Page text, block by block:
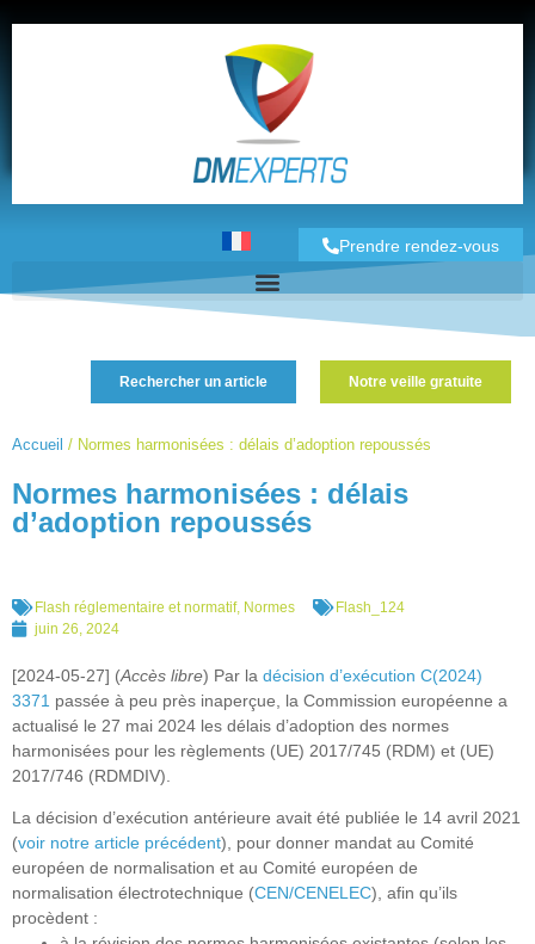
Prendre rendez-vous
Accueil / Normes harmonisées : délais d’adoption repoussés
Normes harmonisées : délais
d’adoption repoussés
Rechercher un article Notre veille gratuite
Flash réglementaire et normatif, Normes
Flash_124
juin 26, 2024
[2024-05-27] (Accès libre) Par la décision d’exécution C(2024)
3371 passée à peu près inaperçue, la Commission européenne a
actualisé le 27 mai 2024 les délais d’adoption des normes
harmonisées pour les règlements (UE) 2017/745 (RDM) et (UE)
2017/746 (RDMDIV).
La décision d’exécution antérieure avait été publiée le 14 avril 2021
(voir notre article précédent), pour donner mandat au Comité
européen de normalisation et au Comité européen de
normalisation électrotechnique (CEN/CENELEC), afin qu’ils
procèdent :